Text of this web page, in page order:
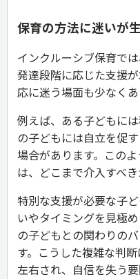
保育の方法に迷いが
インクルーシブ保育で
発達段階に応じた支援
応に迷う場面も少なくあ
例えば、ある子どもに
の子どもには自立を促
場合があります。この
は、どこまで介入すべ
特別な支援が必要な子
いやタイミングを見極
の子どもとの関わりの
す。こうした複雑な判
左右され、自信を失う